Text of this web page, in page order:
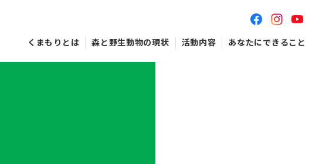
くまもりとは 森と野生動物の現状 活動内容 あなたにできること